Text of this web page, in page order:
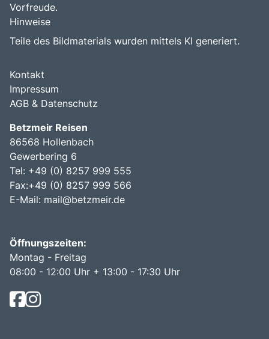
Vorfreude.
Hinweise
Teile des Bildmaterials wurden mittels KI generiert.
Kontakt
Impressum
AGB & Datenschutz
Betzmeir Reisen
86568 Hollenbach
Gewerbering 6
Tel: +49 (0) 8257 999 555
Fax:+49 (0) 8257 999 566
E-Mail: mail@betzmeir.de
Öffnungszeiten:
Montag - Freitag
08:00 - 12:00 Uhr + 13:00 - 17:30 Uhr